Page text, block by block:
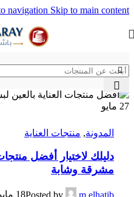
navigation Skip to main content
27 مايو
المدونة, منتجات العناية
دليلك لاختيار أفضل
مشرقة وشابة
Posted by m.elhatib 18 مايو، 2025